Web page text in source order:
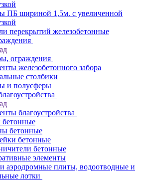
ПБ шириной 1,5м. с увеличенной
перекрытий железобетонные
ограждения
железобетонного забора
столбики
и полусферы
благоустройства
бетонные
бетонные
бетонные
элементы
аэродромные плиты, водоотводные и
лотки